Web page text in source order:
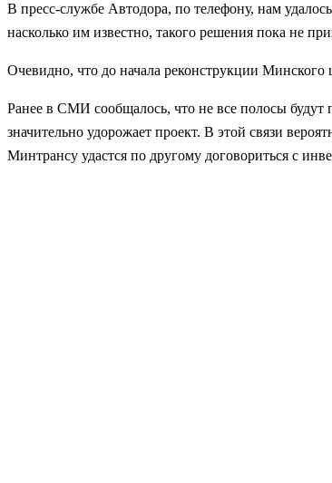
В пресс-службе Автодора, по телефону, нам
насколько им известно, такого решения пока не
Очевидно, что до начала реконструкции Минского
Ранее в СМИ сообщалось, что не все полосы будут
значительно удорожает проект. В этой связи
Минтрансу удастся по другому договориться с